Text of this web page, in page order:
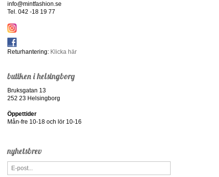
info@mintfashion.se
Tel. 042 -18 19 77
Returhantering: Klicka här
butiken i helsingborg
Bruksgatan 13
252 23 Helsingborg
Öppettider
Mån-fre 10-18 och lör 10-16
nyhetsbrev